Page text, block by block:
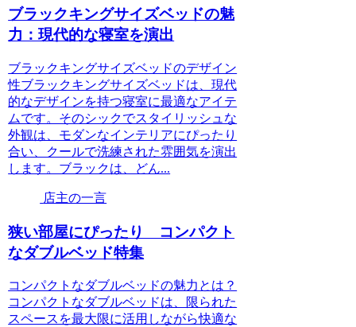
ブラックキングサイズベッドの魅
力：現代的な寝室を演出
ブラックキングサイズベッドのデザイン
性ブラックキングサイズベッドは、現代
的なデザインを持つ寝室に最適なアイテ
ムです。そのシックでスタイリッシュな
外観は、モダンなインテリアにぴったり
合い、クールで洗練された雰囲気を演出
します。ブラックは、どん...
店主の一言
狭い部屋にぴったり コンパクト
なダブルベッド特集
コンパクトなダブルベッドの魅力とは？
コンパクトなダブルベッドは、限られた
スペースを最大限に活用しながら快適な